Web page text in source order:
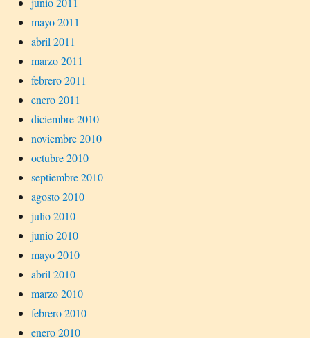
mayo 2011
abril 2011
marzo 2011
febrero 2011
enero 2011
diciembre 2010
noviembre 2010
octubre 2010
septiembre 2010
agosto 2010
julio 2010
junio 2010
mayo 2010
abril 2010
marzo 2010
febrero 2010
enero 2010